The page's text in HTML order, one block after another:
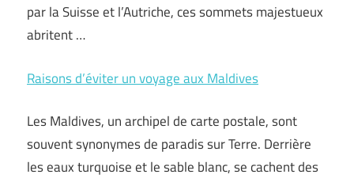
par la Suisse et l’Autriche, ces sommets majestueux
abritent …
Raisons d’éviter un voyage aux Maldives
Les Maldives, un archipel de carte postale, sont
souvent synonymes de paradis sur Terre. Derrière
les eaux turquoise et le sable blanc, se cachent des